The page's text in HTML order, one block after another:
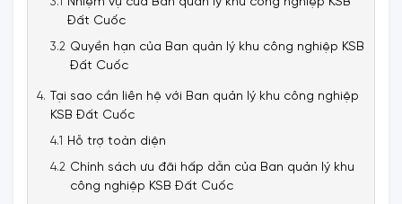
Đất Cuốc
Quyền hạn của Ban quản lý khu công nghiệp KSB
Đất Cuốc
Tại sao cần liên hệ với Ban quản lý khu công nghiệp
KSB Đất Cuốc
Hỗ trợ toàn diện
Chính sách ưu đãi hấp dẫn của Ban quản lý khu
công nghiệp KSB Đất Cuốc